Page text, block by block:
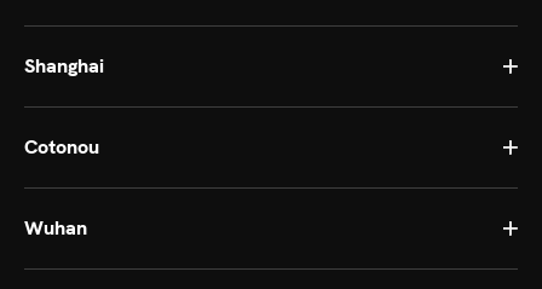
Shanghai
Cotonou
Wuhan